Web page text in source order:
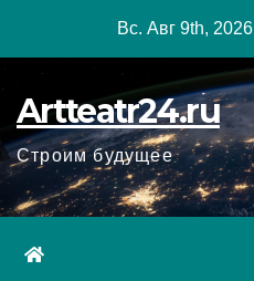
Вс. Авг 9th, 2026
Artteatr24.ru
Строим будущее